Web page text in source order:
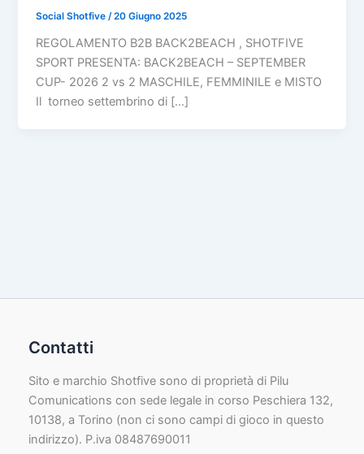
Social Shotfive/20 Giugno 2025
REGOLAMENTO B2B BACK2BEACH , SHOTFIVE
SPORT PRESENTA: BACK2BEACH – SEPTEMBER
CUP- 2026 2 vs 2 MASCHILE, FEMMINILE e MISTO
Il torneo settembrino di […]
Contatti
Sito e marchio Shotfive sono di proprietà di Pilu
Comunications con sede legale in corso Peschiera 132,
10138, a Torino (non ci sono campi di gioco in questo
indirizzo). P.iva 08487690011